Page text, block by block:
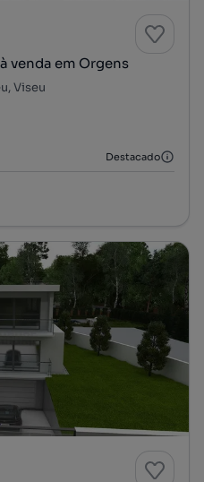
venda em Orgens
Viseu
Destacado